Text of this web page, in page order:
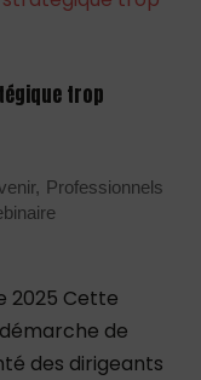
trop
Professionnels
2025 Cette
de
des dirigeants